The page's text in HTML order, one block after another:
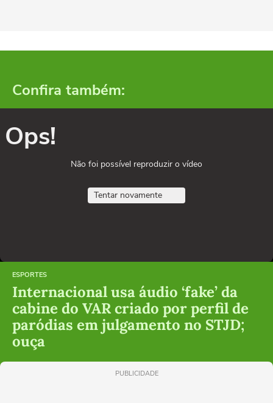
Confira também:
Ops!
Não foi possível reproduzir o vídeo
Tentar novamente
ESPORTES
Internacional usa áudio ‘fake’ da
cabine do VAR criado por perfil de
paródias em julgamento no STJD;
ouça
PUBLICIDADE